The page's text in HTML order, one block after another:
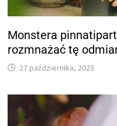
Monstera
rozmnażać tę
27 października, 2023